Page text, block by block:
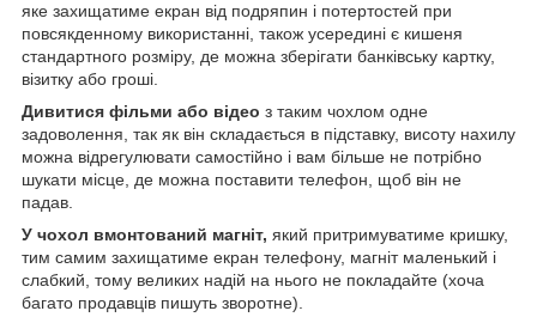
яке захищатиме екран від подряпин і потертостей при
повсякденному використанні, також усередині є кишеня
стандартного розміру, де можна зберігати банківську картку,
візитку або гроші.
Дивитися фільми або відео з таким чохлом одне
задоволення, так як він складається в підставку, висоту нахилу
можна відрегулювати самостійно і вам більше не потрібно
шукати місце, де можна поставити телефон, щоб він не
падав.
У чохол вмонтований магніт, який притримуватиме кришку,
тим самим захищатиме екран телефону, магніт маленький і
слабкий, тому великих надій на нього не покладайте (хоча
багато продавців пишуть зворотне).